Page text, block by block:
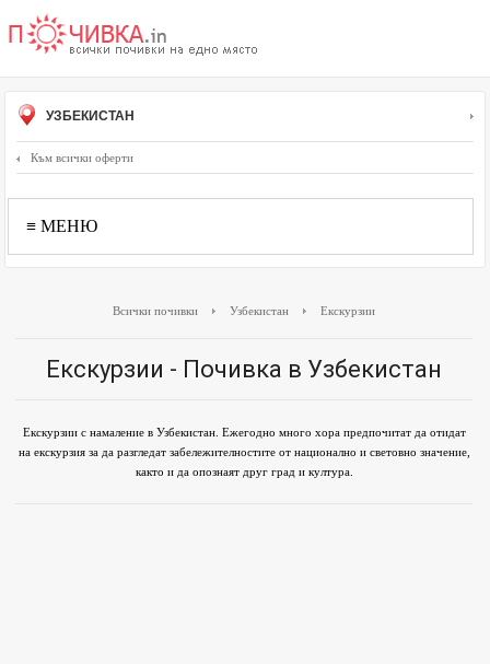
УЗБЕКИСТАН
Към всички оферти
≡ МЕНЮ
Всички почивки Узбекистан Екскурзии
Екскурзии - Почивка в Узбекистан
Екскурзии с намаление в Узбекистан. Ежегодно много хора предпочитат да отидат
на екскурзия за да разгледат забележителностите от национално и световно значение,
както и да опознаят друг град и култура.